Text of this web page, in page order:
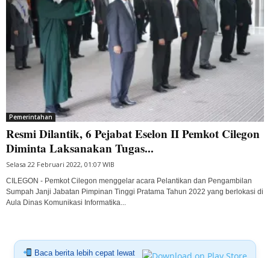
Pemerintahan
Resmi Dilantik, 6 Pejabat Eselon II Pemkot Cilegon
Diminta Laksanakan Tugas...
Selasa 22 Februari 2022, 01:07 WIB
CILEGON - Pemkot Cilegon menggelar acara Pelantikan dan Pengambilan
Sumpah Janji Jabatan Pimpinan Tinggi Pratama Tahun 2022 yang berlokasi di
Aula Dinas Komunikasi Informatika...
Baca berita lebih cepat lewat